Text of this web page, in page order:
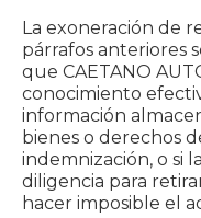
La exoneración de
párrafos anteriores
que CAETANO
conocimiento
información
bienes o derechos
indemnización, o si
diligencia para
hacer imposible el